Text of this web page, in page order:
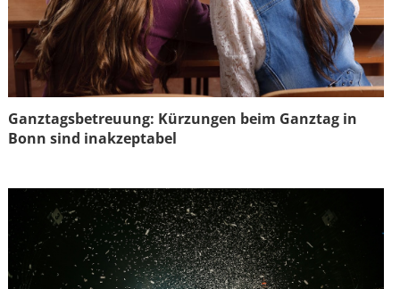
Ganztagsbetreuung: Kürzungen beim Ganztag in
Bonn sind inakzeptabel